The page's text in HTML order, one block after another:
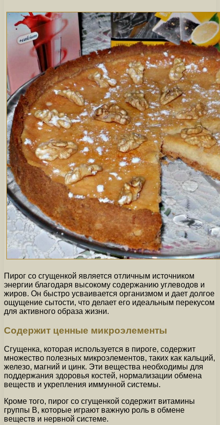
Пирог со сгущенкой является отличным источником
энергии благодаря высокому содержанию углеводов и
жиров. Он быстро усваивается организмом и дает долгое
ощущение сытости, что делает его идеальным перекусом
для активного образа жизни.
Содержит ценные микроэлементы
Сгущенка, которая используется в пироге, содержит
множество полезных микроэлементов, таких как кальций,
железо, магний и цинк. Эти вещества необходимы для
поддержания здоровья костей, нормализации обмена
веществ и укрепления иммунной системы.
Кроме того, пирог со сгущенкой содержит витамины
группы В, которые играют важную роль в обмене
веществ и нервной системе.